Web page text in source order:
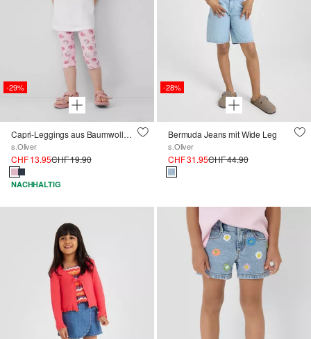
-29%
Capri-Leggings aus Baumwollmix mit All-over-Print
s.Oliver
CHF 13.95CHF 19.90
NACHHALTIG
-28%
Bermuda Jeans mit Wide Leg
s.Oliver
CHF 31.95CHF 44.90